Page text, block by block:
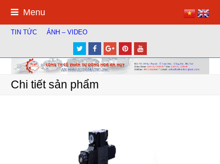
Menu
TIN TỨC ẢNH – VIDEO
TwitterFacebook
Google
Plus
Pinterest
Chi tiết sản phẩm